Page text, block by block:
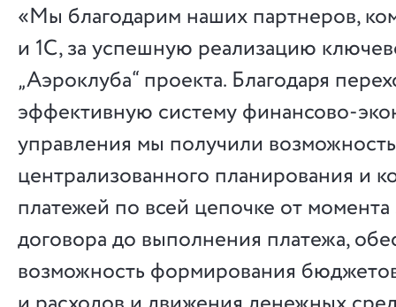
«Мы благодарим наших партнеров,
и 1С, за успешную реализацию
„Аэроклуба“ проекта. Благодаря
эффективную систему финансово-
управления мы получили возможность
централизованного планирования и
платежей по всей цепочке от
договора до выполнения платежа,
возможность формирования